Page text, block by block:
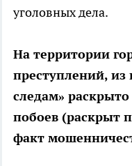
уголовных дела.
На территории
преступлений,
следам»
побоев (раскрыт
факт